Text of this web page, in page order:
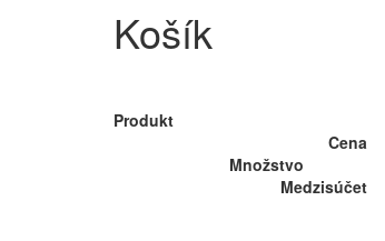
Košík
Produkt
Cena
Množstvo
Medzisúčet